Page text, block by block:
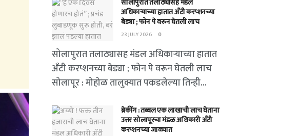
अधिकाऱ्याच्या हातात अँटी करप्शनच्या
बेड्या ; फोन पे वरून घेतली लाच
23 JULY 2026 0
सोलापुरात तलाठ्यासह मंडल अधिकाऱ्याच्या हातात
अँटी करप्शनच्या बेड्या ; फोन पे वरून घेतली लाच
सोलापूर : मोहोळ तालुक्यात पकडलेल्या तिन्ही...
ब्रेकींग : तब्बल एक लाखाची लाच घेताना
उत्तर सोलापूरचा मंडळ अधिकारी अँटी
करप्शनच्या जाळ्यात